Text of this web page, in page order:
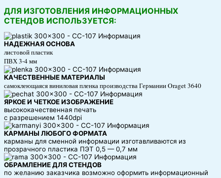
ДЛЯ ИЗГОТОВЛЕНИЯ ИНФОРМАЦИОННЫХ
СТЕНДОВ ИСПОЛЬЗУЕТСЯ:
НАДЕЖНАЯ ОСНОВА
листовой пластик
ПВХ 3-4 мм
КАЧЕСТВЕННЫЕ МАТЕРИАЛЫ
самоклеющаяся виниловая пленка производства Германии Oraget 3640
ЯРКОЕ И ЧЕТКОЕ ИЗОБРАЖЕНИЕ
высококачественная печать
с разрешением 1440dpi
КАРМАНЫ ЛЮБОГО ФОРМАТА
карманы для сменной информации изготавливаются из
прозрачного пластика ПЭТ 0,5 — 0,7 мм
ОБРАМЛЕНИЕ ДЛЯ СТЕНДОВ
по желанию заказчика возможно оформить информационный